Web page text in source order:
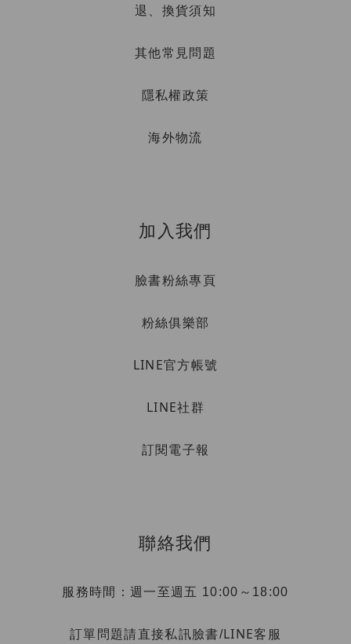
退、換貨須知
其他常見問題
隱私權政策
海外物流
加入我們
臉書粉絲專頁
粉絲俱樂部
LINE官方帳號
LINE社群
訂閱電子報
聯絡我們
服務時間：週一至週五 10:00～18:00
訂單問題請直接私訊臉書/LINE客服